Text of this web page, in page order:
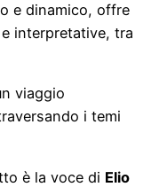
e dinamico, offre
interpretative, tra
viaggio
i temi
è la voce di Elio